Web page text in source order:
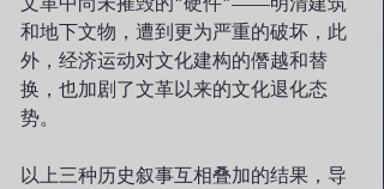
和地下文物，遭到更为严重的破坏，此
外，经济运动对文化建构的僭越和替
换，也加剧了文革以来的文化退化态
势。
以上三种历史叙事互相叠加的结果，导